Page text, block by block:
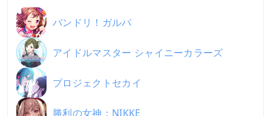
バンドリ！ガルパ
アイドルマスター シャイニーカラーズ
プロジェクトセカイ
勝利の女神：NIKKE